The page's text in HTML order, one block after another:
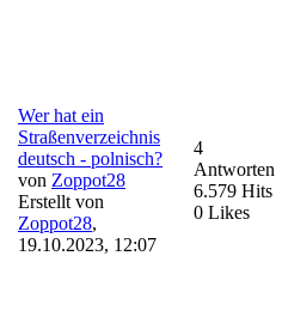
Wer hat ein
Straßenverzeichnis
deutsch - polnisch?
von Zoppot28
Erstellt von
Zoppot28,
19.10.2023, 12:07
4
Antworten
6.579 Hits
0 Likes